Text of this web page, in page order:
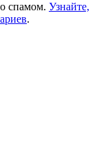
спамом. Узнайте,
.